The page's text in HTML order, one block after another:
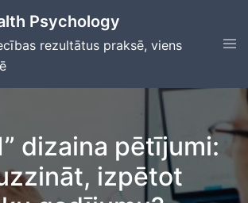
Psychology
rezultātus praksē, viens
dizaina pētījumi:
izpētot